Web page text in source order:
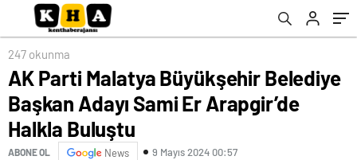
Buluştu
247 okunma
AK Parti Malatya Büyükşehir Belediye
Başkan Adayı Sami Er Arapgir’de
Halkla Buluştu
ABONE OL News 9 Mayıs 2024 00:57
ihtiyacı olduğu ortadadır”